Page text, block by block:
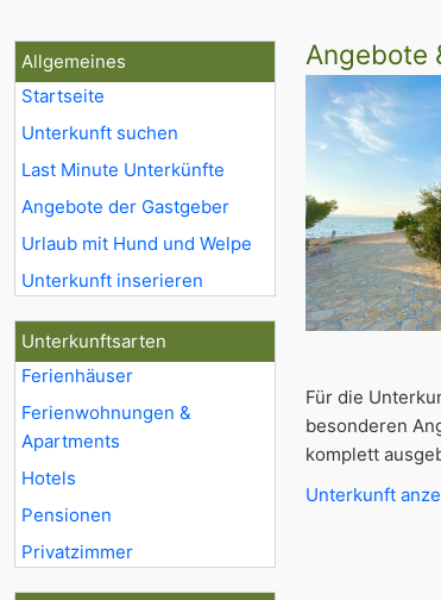
Allgemeines
Startseite
Unterkunft suchen
Last Minute Unterkünfte
Angebote der Gastgeber
Urlaub mit Hund und Welpe
Unterkunft inserieren
Unterkunftsarten
Ferienhäuser
Ferienwohnungen &
Apartments
Hotels
Pensionen
Privatzimmer
Angebote
Für die
besonderen
komplett
Unterkunft